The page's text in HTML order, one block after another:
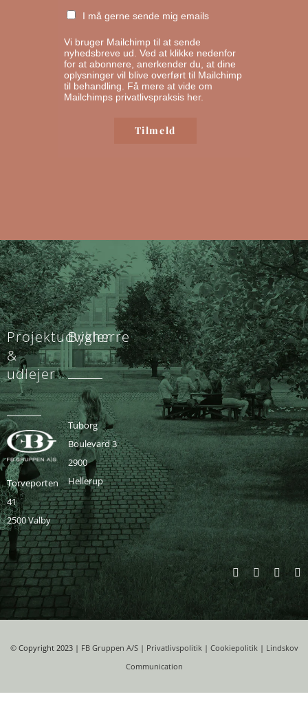
I må gerne sende mig emails
Vi bruger Mailchimp til at sende
nyhedsbreve ud. Ved at klikke nedenfor
for at abonnere, anerkender du, at dine
oplysninger vil blive overført til Mailchimp
til behandling. Få mere at vide om
Mailchimps privatlivspraksis her.
Projektudvikler
&
udlejer
Torveporten
41
2500 Valby
Bygherre
Tuborg
Boulevard 3
2900
Hellerup
©Copyright 2023 | FB Gruppen A/S| Privatlivspolitik| Cookiepolitik| Lindskov
Communication